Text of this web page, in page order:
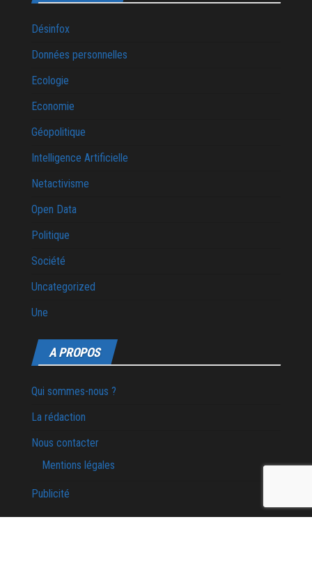
Désinfox
Données personnelles
Ecologie
Economie
Géopolitique
Intelligence Artificielle
Netactivisme
Open Data
Politique
Société
Uncategorized
Une
A PROPOS
Qui sommes-nous ?
La rédaction
Nous contacter
Mentions légales
Publicité